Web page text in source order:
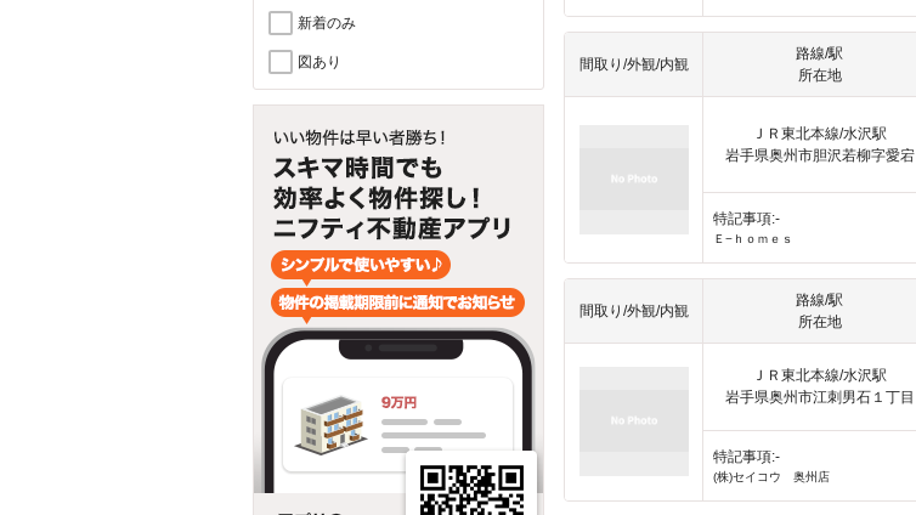
新着のみ
図あり 間取り/外観/内観
路線/駅
所在地
ＪＲ東北本線/水沢駅
岩手県奥州市胆沢若柳字愛宕
特記事項:-
Ｅ−ｈｏｍｅｓ
間取り/外観/内観
路線/駅
所在地
ＪＲ東北本線/水沢駅
岩手県奥州市江刺男石１丁目
特記事項:-
(株)セイコウ 奥州店